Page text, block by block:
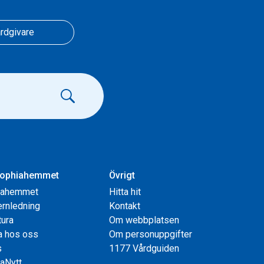
hos oss
Övrigt
Hitta hit
Kontakt
Om webbplatsen
Om personuppgifter
1177 Vårdguiden